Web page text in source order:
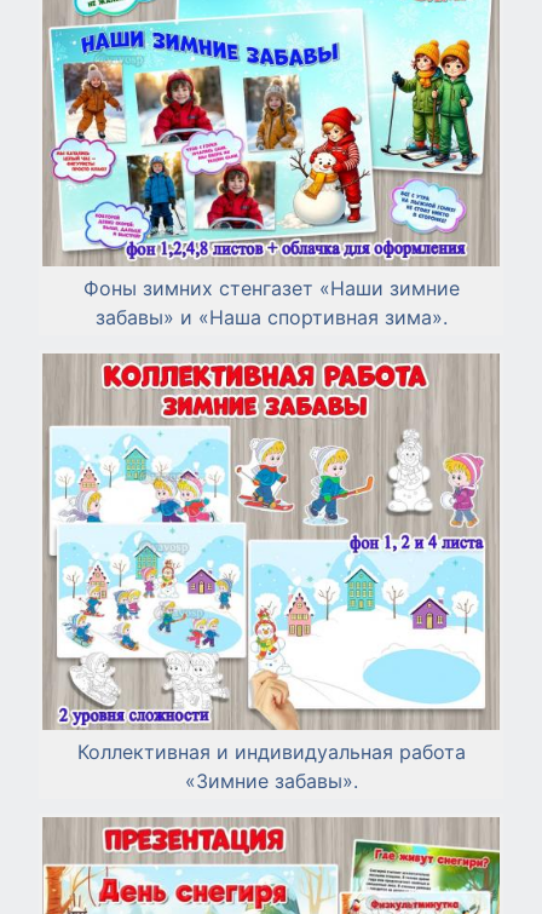
Фоны зимних стенгазет «Наши зимние
забавы» и «Наша спортивная зима».
Коллективная и индивидуальная работа
«Зимние забавы».